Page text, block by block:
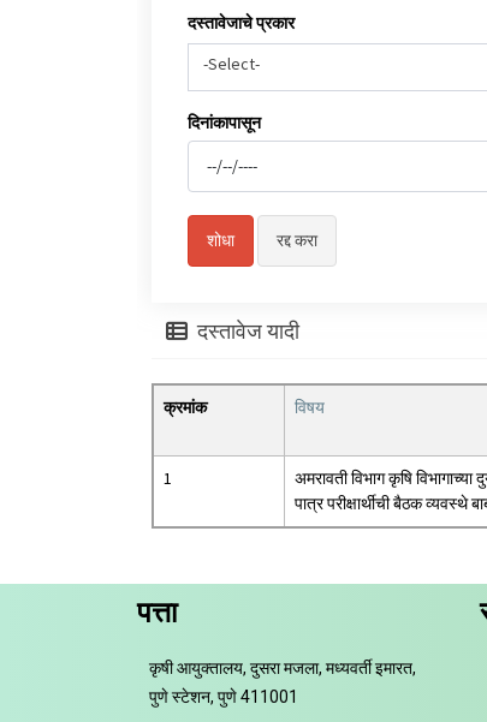
दस्तावेजाचे प्रकार
-Select-
दिनांकापासून
दस्तावेज यादी
क्रमांक विषय
1
अमरावती विभाग कृषि
पात्र परीक्षार्थीची बैठक व्यवस्थे
पत्ता
कृषी आयुक्तालय, दुसरा मजला, मध्यवर्ती इमारत,
पुणे स्टेशन, पुणे 411001